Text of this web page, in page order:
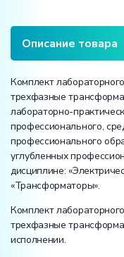
Описание товара
Комплект
трехфазные
лабораторно-
профессионального,
профессионального
углубленных
дисциплине:
«Трансформаторы».
Комплект
трехфазные
исполнении.